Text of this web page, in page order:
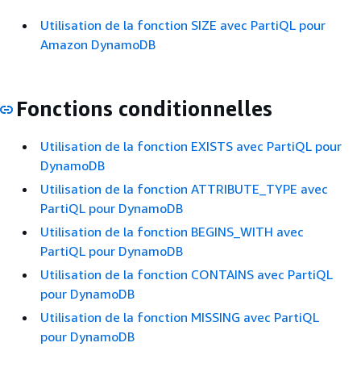
Utilisation de la fonction SIZE avec PartiQL pour
Amazon DynamoDB
Fonctions conditionnelles
Utilisation de la fonction EXISTS avec PartiQL pour
DynamoDB
Utilisation de la fonction ATTRIBUTE_TYPE avec
PartiQL pour DynamoDB
Utilisation de la fonction BEGINS_WITH avec
PartiQL pour DynamoDB
Utilisation de la fonction CONTAINS avec PartiQL
pour DynamoDB
Utilisation de la fonction MISSING avec PartiQL
pour DynamoDB